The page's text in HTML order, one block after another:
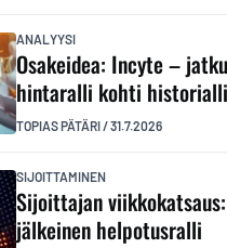
ANALYYSI
Osakeidea: Incyte –
hintaralli kohti
TOPIAS PÄTÄRI/31.7.2026
SIJOITTAMINEN
Sijoittajan
jälkeinen helpotusralli